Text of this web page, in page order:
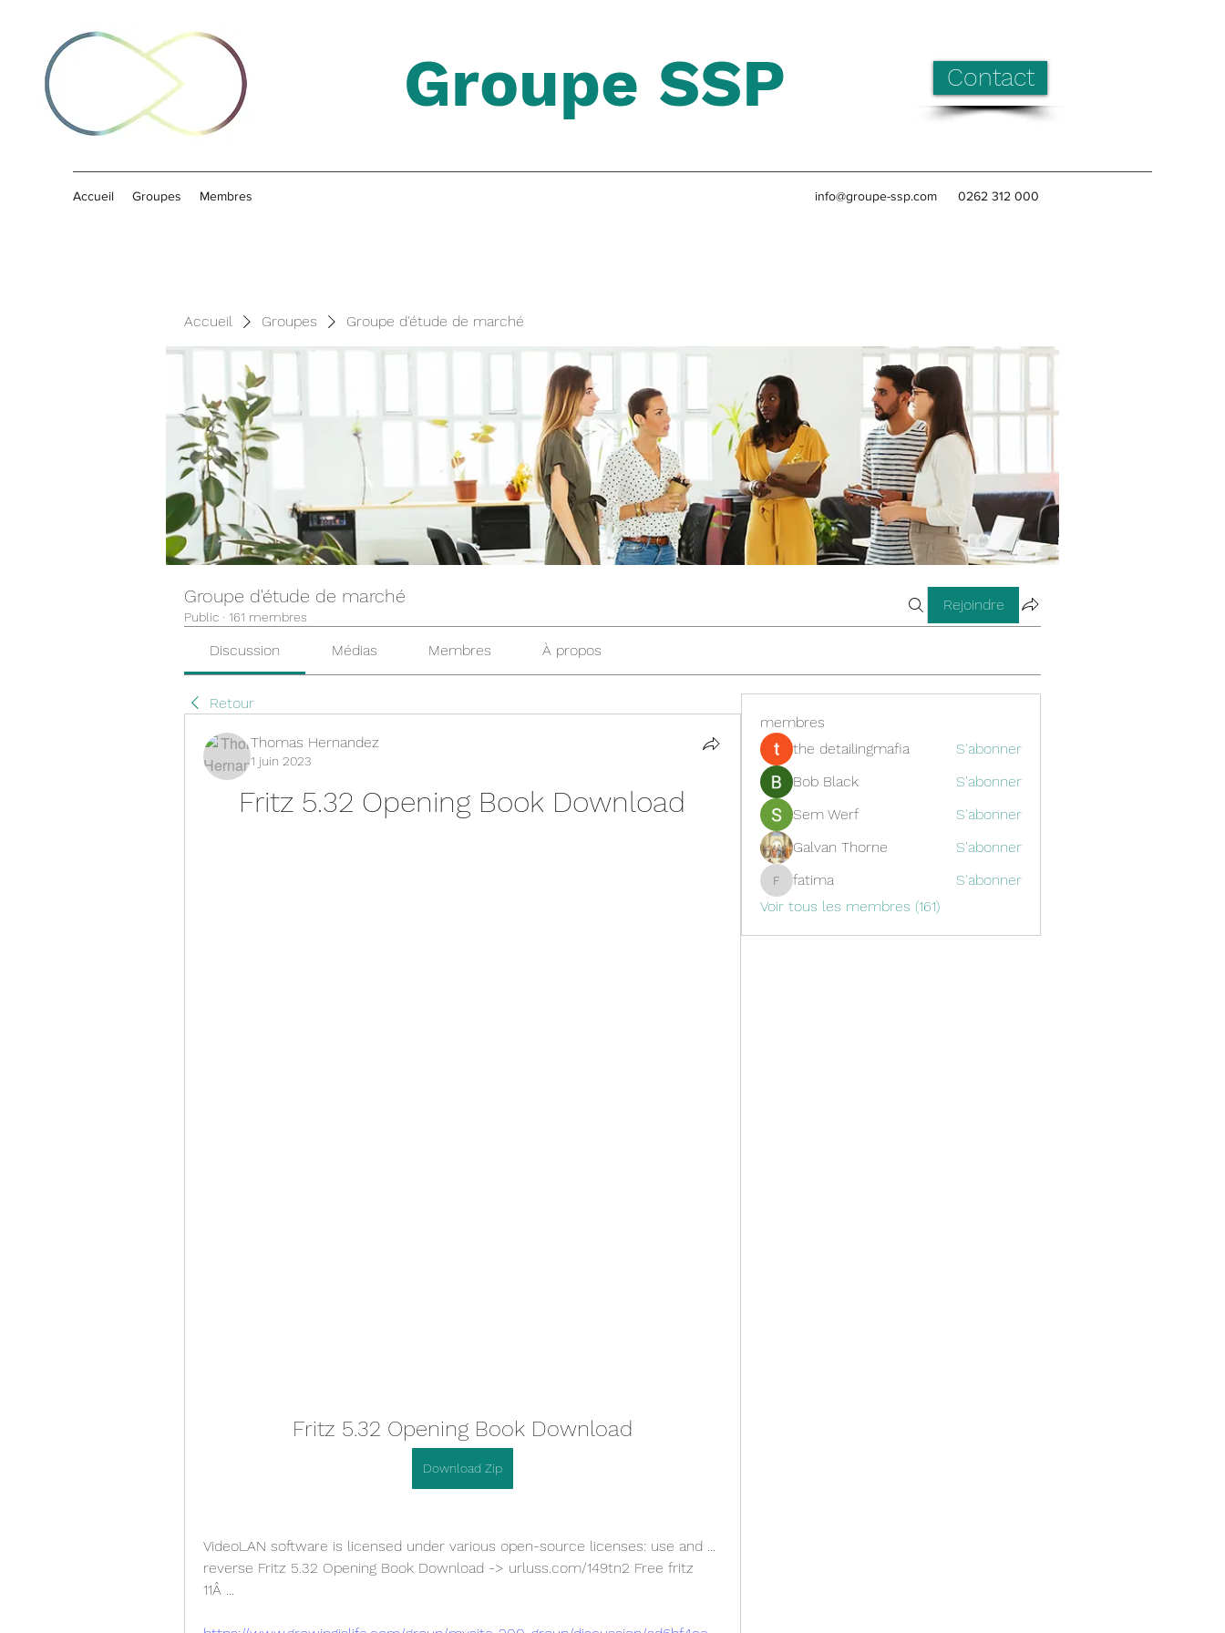
Groupe SSP Contact
Accueil Groupes Membres info@groupe-ssp.com 0262 312 000
Accueil Groupes Groupe d'étude de marché
Groupe d'étude de marché
Public · 161 membres
Rejoindre
Discussion Médias Membres À propos
Retour
Thomas Hernandez
1 juin 2023
Fritz 5.32 Opening Book Download
Fritz 5.32 Opening Book Download
Download Zip
VideoLAN software is licensed under various open-source licenses: use and ...
reverse Fritz 5.32 Opening Book Download -> urluss.com/149tn2 Free fritz
11Â ...
membres
the detailingmafia
S'abonner
Bob Black
S'abonner
Sem Werf
S'abonner
Galvan Thorne
S'abonner
fatima
fatima
S'abonner
Voir tous les membres (161)